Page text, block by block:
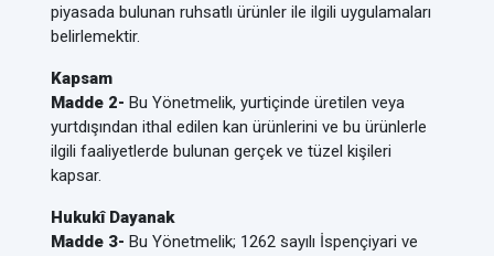
piyasada bulunan ruhsatlı ürünler ile ilgili uygulamaları
belirlemektir.
Kapsam
Madde 2- Bu Yönetmelik, yurtiçinde üretilen veya
yurtdışından ithal edilen kan ürünlerini ve bu ürünlerle
ilgili faaliyetlerde bulunan gerçek ve tüzel kişileri
kapsar.
Hukukî Dayanak
Madde 3- Bu Yönetmelik; 1262 sayılı İspençiyari ve